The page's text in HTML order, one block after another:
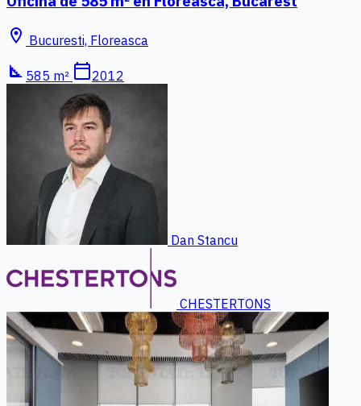
location_on Bucuresti, Floreasca
square_foot 585 m² calendar_today2012
Dan Stancu
CHESTERTONS